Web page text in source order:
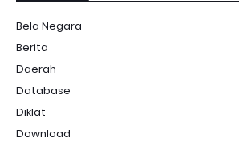
Bela Negara
Berita
Daerah
Database
Diklat
Download